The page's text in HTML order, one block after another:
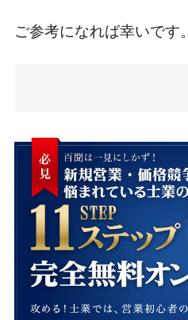
ご参考になれば幸いです。